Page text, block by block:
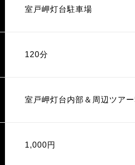
室戸岬灯台駐車場
120分
室戸岬灯台内部＆周辺ツア
1,000円